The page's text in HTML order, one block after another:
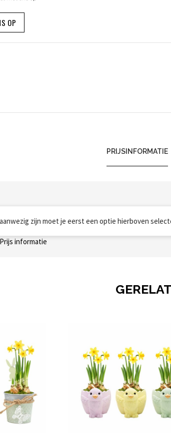
OP
PRIJSINFORMATIE
zijn moet je eerst een optie hierboven
informatie